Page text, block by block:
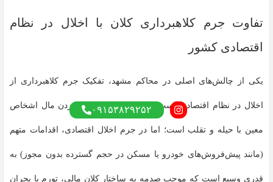
تفاوت جرم کلاهبرداری کلان با اخلال در نظام
اقتصادی کشور
یکی از چالش‌های اصلی در محاکم مشهد، تفکیک جرم کلاهبرداری از
اخلال در نظام اقتصادی است. در کلاهبرداری، هدف بردن مال اشخاص
معین با حیله و تقلب است؛ اما در جرم اخلال اقتصادی، اقدامات متهم
(مانند پیش‌فروش‌های خودرو یا مسکن در حجم گسترده بدون مجوز) به
قدری وسیع است که موجب صدمه به ساختار کلان مالی، تورم یا بحران
۰۹۱۵۳۸۲۹۲۵۲